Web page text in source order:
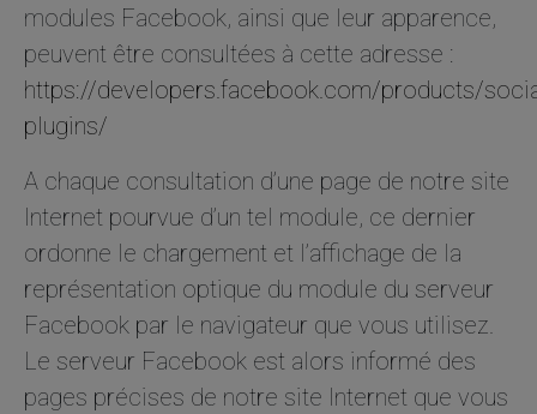
modules Facebook, ainsi que leur apparence,
peuvent être consultées à cette adresse :
https://developers.facebook.com/products/
plugins/
A chaque consultation d’une page de notre site
Internet pourvue d’un tel module, ce dernier
ordonne le chargement et l’affichage de la
représentation optique du module du serveur
Facebook par le navigateur que vous utilisez.
Le serveur Facebook est alors informé des
pages précises de notre site Internet que vous